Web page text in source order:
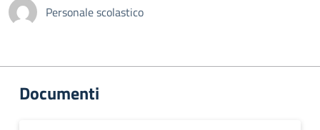
Personale scolastico
Documenti